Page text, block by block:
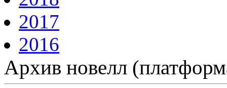
2017
2016
Архив новелл